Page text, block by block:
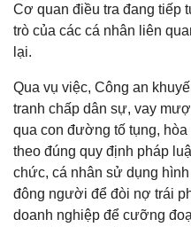
Cơ quan điều tra đang tiếp
trò của các cá nhân liên
lại.
Qua vụ việc, Công an
tranh chấp dân sự, vay
qua con đường tố tụng,
theo đúng quy định pháp
chức, cá nhân sử dụng
đông người để đòi nợ trái
doanh nghiệp để cưỡng